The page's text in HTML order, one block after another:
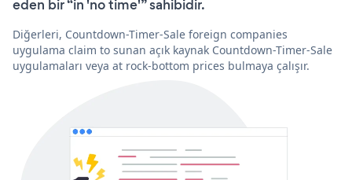
eden bir “in 'no time'” sahibidir.
Diğerleri, Countdown-Timer-Sale foreign companies
uygulama claim to sunan açık kaynak Countdown-Timer-Sale
uygulamaları veya at rock-bottom prices bulmaya çalışır.